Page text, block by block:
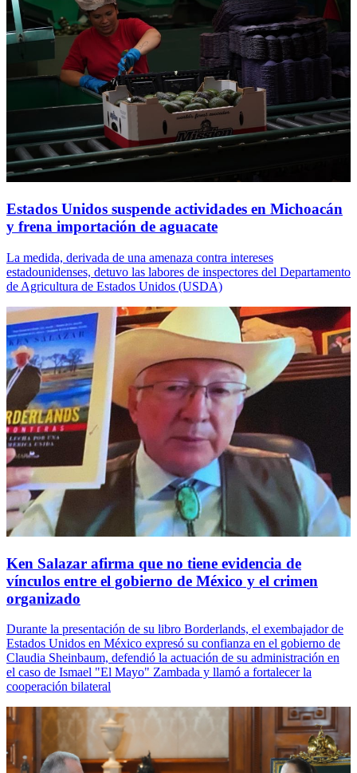
Estados Unidos suspende actividades en Michoacán
y frena importación de aguacate
La medida, derivada de una amenaza contra intereses
estadounidenses, detuvo las labores de inspectores del Departamento
de Agricultura de Estados Unidos (USDA)
Ken Salazar afirma que no tiene evidencia de
vínculos entre el gobierno de México y el crimen
organizado
Durante la presentación de su libro Borderlands, el exembajador de
Estados Unidos en México expresó su confianza en el gobierno de
Claudia Sheinbaum, defendió la actuación de su administración en
el caso de Ismael "El Mayo" Zambada y llamó a fortalecer la
cooperación bilateral